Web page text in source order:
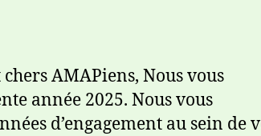
AMAPiens, Nous vous
année 2025. Nous vous
d’engagement au sein de